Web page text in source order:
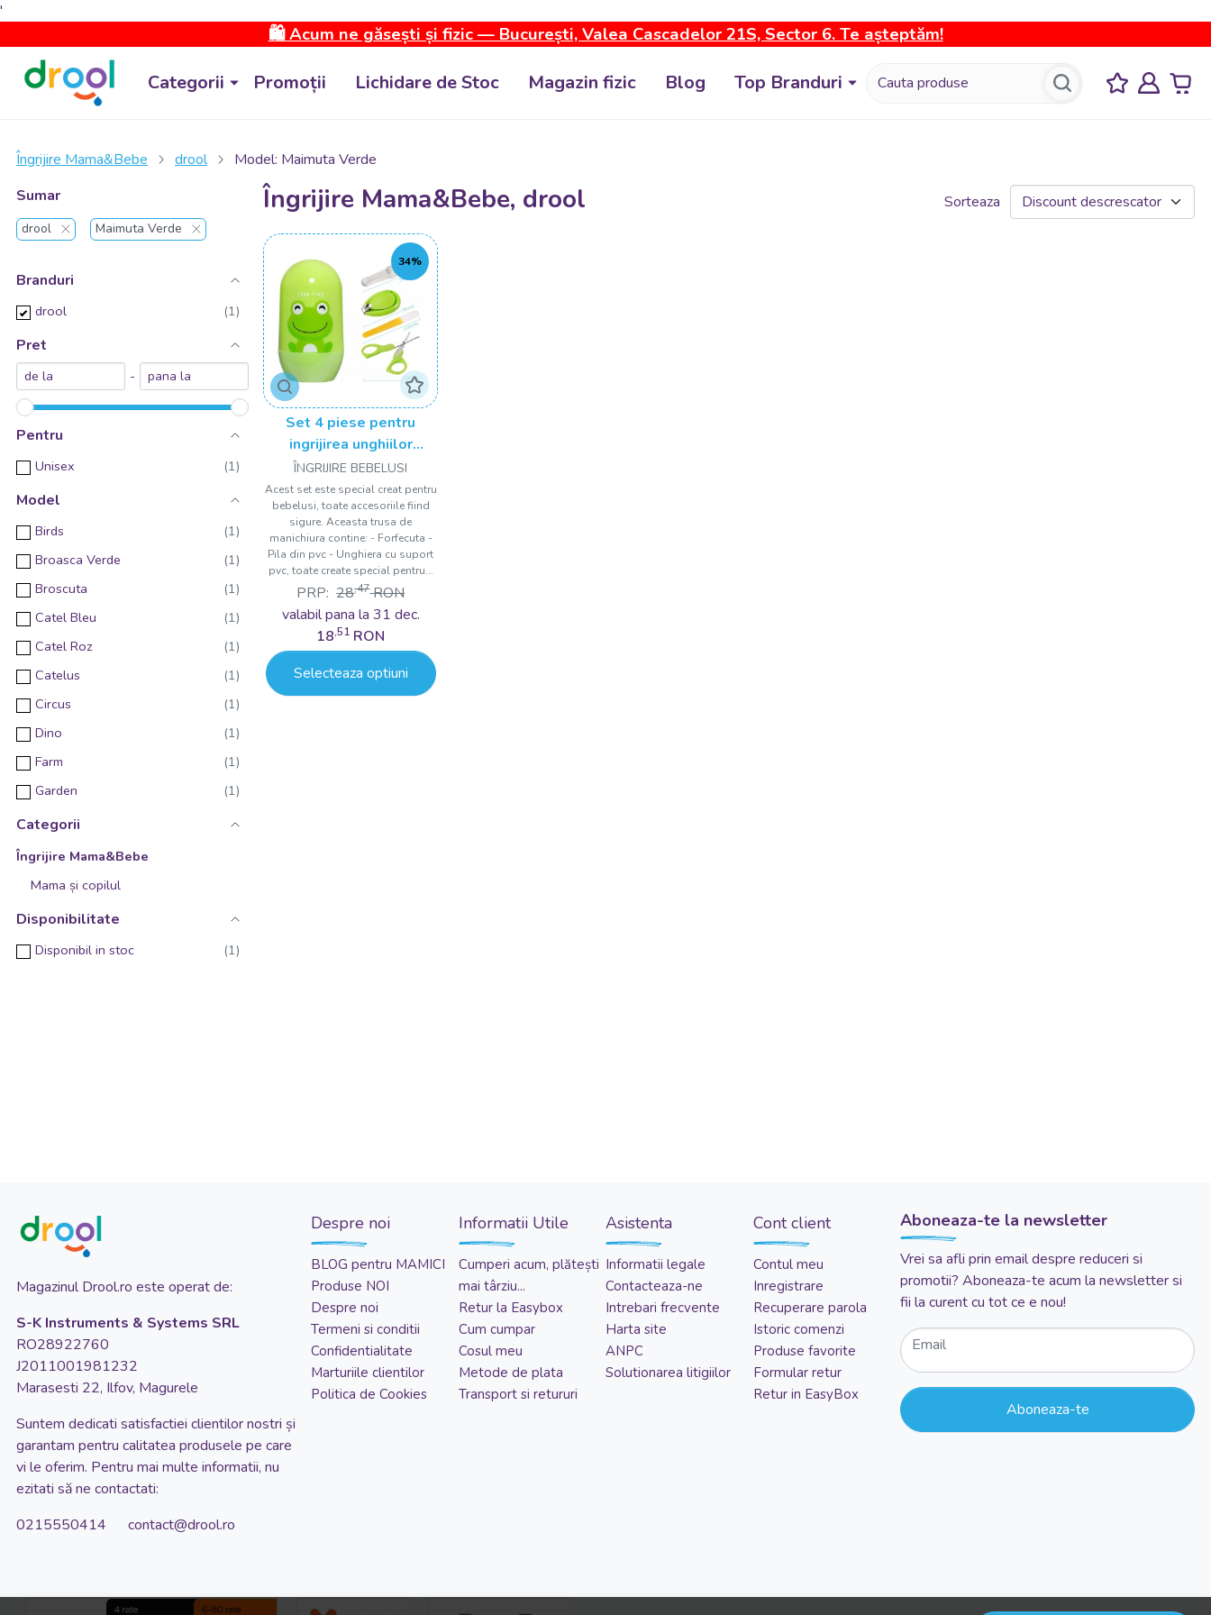
'
🛍️ Acum ne găsești și fizic — București, Valea Cascadelor 21S, Sector 6. Te așteptăm!
Categorii Promoții Lichidare de Stoc Magazin fizic Blog Top Branduri
Îngrijire Mama&Bebe drool
Model: Maimuta Verde
Sumar
drool Maimuta Verde
Branduri
drool
Pret
-
Pentru
Unisex
Model
Birds
Broasca Verde
Broscuta
Catel Bleu
Catel Roz
Catelus
Circus
Dino
Farm
Garden
Girafa
Iepure Roz
Jungle
Rain Forest
Rainbow
Renisor
Urs Mov
Ursulet
Woodland
Categorii
Îngrijire Mama&Bebe
Mama și copilul
Disponibilitate
Disponibil in stoc
Îngrijire Mama&Bebe, drool Sorteaza
34%
Set 4 piese pentru
ingrijirea unghiilor
bebelusului Drool
ÎNGRIJIRE BEBELUSI
Acest set este special creat pentru
bebelusi, toate accesoriile fiind
sigure. Aceasta trusa de
manichiura contine: - Forfecuta -
Pila din pvc - Unghiera cu suport
pvc, toate create special pentru...
PRP: 28,47 RON
valabil pana la 31 dec.
18,51 RON
Selecteaza optiuni
Magazinul Drool.ro este operat de:
S-K Instruments & Systems SRL
RO28922760
J2011001981232
Marasesti 22, Ilfov, Magurele
Suntem dedicati satisfactiei clientilor nostri și
garantam pentru calitatea produsele pe care
vi le oferim. Pentru mai multe informatii, nu
ezitati să ne contactati:
0215550414 contact@drool.ro
Despre noi
BLOG pentru MAMICI
Produse NOI
Despre noi
Termeni si conditii
Confidentialitate
Marturiile clientilor
Politica de Cookies
Informatii Utile
Cumperi acum, plătești
mai târziu...
Retur la Easybox
Cum cumpar
Cosul meu
Metode de plata
Transport si retururi
Asistenta
Informatii legale
Contacteaza-ne
Intrebari frecvente
Harta site
ANPC
Solutionarea litigiilor
Cont client
Contul meu
Inregistrare
Recuperare parola
Istoric comenzi
Produse favorite
Formular retur
Retur in EasyBox
Aboneaza-te la newsletter
Vrei sa afli prin email despre reduceri si
promotii? Aboneaza-te acum la newsletter si
fii la curent cu tot ce e nou!
Email
Aboneaza-te